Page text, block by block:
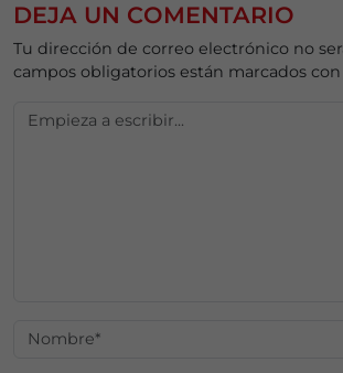
DEJA UN COMENTARIO
Tu dirección de correo electrónico no
campos obligatorios están marcados con